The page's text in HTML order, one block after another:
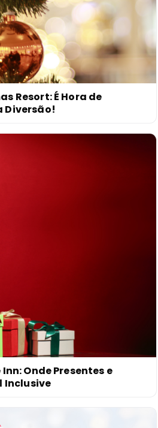
Resort: É Hora de
Diversão!
Onde Presentes e
Inclusive